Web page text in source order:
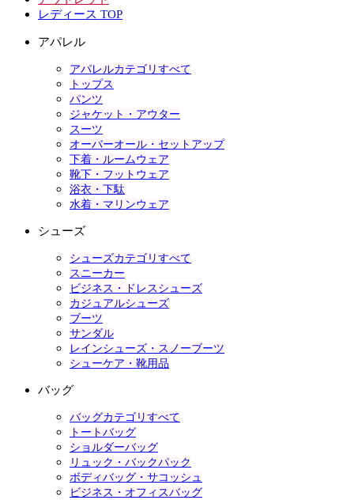
レディース TOP
アパレル
アパレルカテゴリすべて
トップス
パンツ
ジャケット・アウター
スーツ
オーバーオール・セットアップ
下着・ルームウェア
靴下・フットウェア
浴衣・下駄
水着・マリンウェア
シューズ
シューズカテゴリすべて
スニーカー
ビジネス・ドレスシューズ
カジュアルシューズ
ブーツ
サンダル
レインシューズ・スノーブーツ
シューケア・靴用品
バッグ
バッグカテゴリすべて
トートバッグ
ショルダーバッグ
リュック・バックパック
ボディバッグ・サコッシュ
ビジネス・オフィスバッグ